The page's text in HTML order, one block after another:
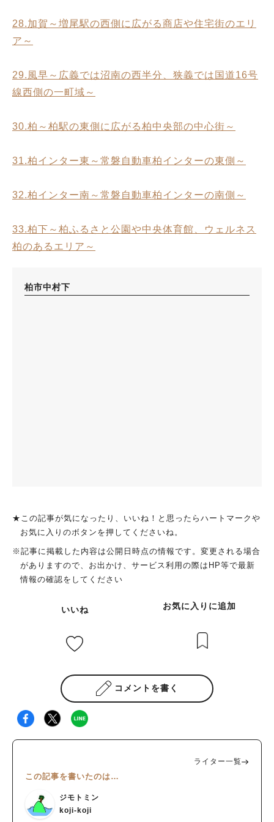
28.加賀～増尾駅の西側に広がる商店や住宅街のエリ
ア～
29.風早～広義では沼南の西半分、狭義では国道16号
線西側の一町域～
30.柏～柏駅の東側に広がる柏中央部の中心街～
31.柏インター東～常磐自動車柏インターの東側～
32.柏インター南～常磐自動車柏インターの南側～
33.柏下～柏ふるさと公園や中央体育館、ウェルネス
柏のあるエリア～
柏市中村下
★この記事が気になったり、いいね！と思ったらハートマークや
お気に入りのボタンを押してくださいね。
※記事に掲載した内容は公開日時点の情報です。変更される場合
がありますので、お出かけ、サービス利用の際はHP等で最新
情報の確認をしてください
いいね お気に入りに追加
コメントを書く
ライター一覧
この記事を書いたのは…
ジモトミン
koji-koji